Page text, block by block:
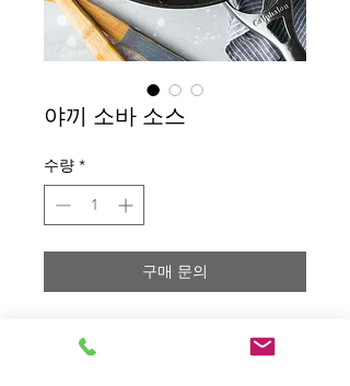
야끼 소바 소스
수량 *
구매 문의